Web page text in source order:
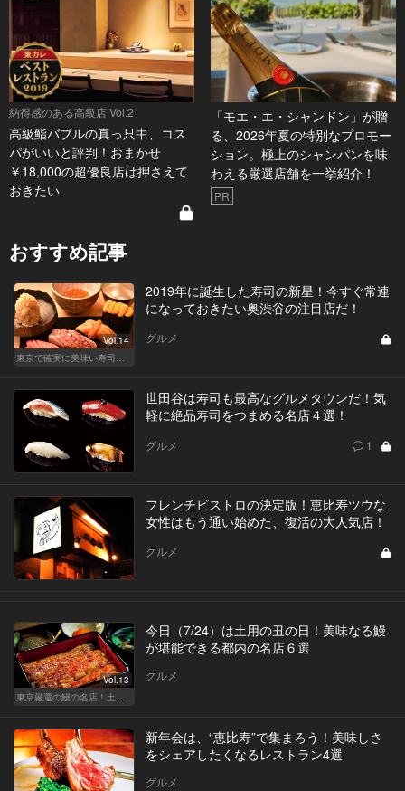
納得感のある高級店 Vol.2
高級鮨バブルの真っ只中、コス
パがいいと評判！おまかせ
￥18,000の超優良店は押さえて
おきたい
「モエ・エ・シャンドン」が贈
る、2026年夏の特別なプロモー
ション。極上のシャンパンを味
わえる厳選店舗を一挙紹介！
PR
おすすめ記事
Vol.14
東京で確実に美味い寿司はここだ！
2019年に誕生した寿司の新星！今すぐ常連
になっておきたい奥渋谷の注目店だ！
グルメ
世田谷は寿司も最高なグルメタウンだ！気
軽に絶品寿司をつまめる名店４選！
グルメ 1
フレンチビストロの決定版！恵比寿ツウな
女性はもう通い始めた、復活の大人気店！
グルメ
Vol.13
東京厳選の鰻の名店！土用の丑の日じゃなくても行きたい
今日（7/24）は土用の丑の日！美味なる鰻
が堪能できる都内の名店６選
グルメ
新年会は、“恵比寿”で集まろう！美味しさ
をシェアしたくなるレストラン4選
グルメ